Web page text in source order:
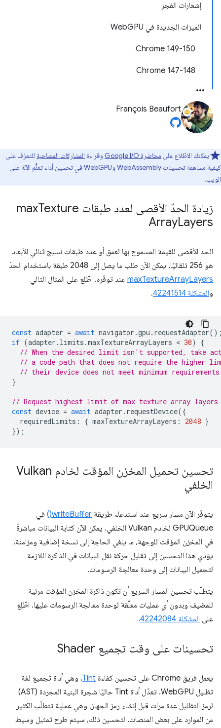
إشعارات الفجر
الميزات الجديدة في WebGPU
‫Chrome 149-150
Chrome 147-148
François Beaufort
يمكنك الاطّلاع على محاضرة Google I/O وقراءة المشاركات المصاحبة للتعرّف على
كيفية مساهمة تحسينات WebAssembly وWebGPU في تحسين أداء تعلُّم الآلة على
الويب.
زيادة الحدّ الأقصى لعدد طبقات max Texture
ArrayLayers
الحد الأقصى للقيمة المسموح بها لعمق أو عدد طبقات نسيج ثنائي الأبعاد
هو 256 تلقائيًا. يمكن الآن طلب ما يصل إلى 2048 طبقة باستخدام الحدّ
maxTextureArrayLayers عند توفّره. اطّلِع على المثال التالي
والمشكلة 42241514 .
const adapter = await navigator .gpu . requestAdapter
if (adapter . limits .maxTextureArrayLayers < 30)
{
// When the desired limit isn't supported, take
// a code path that does not require the higher
// their device does not meet minimum
}
// Request highest limit of max texture array
const device = await adapter . requestDevice({
requiredLimits : { maxTextureArrayLayers : 2048 }
});
تحسين تحميل المخزن المؤقت لخادم Vulkan
الخلفي
يتوفّر الآن مسار سريع عند استدعاء طريقة writeBuffer()
في
GPUQueue لخادم Vulkan الخلفي. يمكن الآن كتابة البيانات مباشرةً
في المخزن المؤقت للوجهة، ما يلغي الحاجة إلى نسخة إضافية ومزامنة.
يؤدي هذا التحسين إلى تقليل حركة نقل البيانات في الذاكرة اللازمة
لتحميل البيانات إلى وحدة معالجة الرسومات.
يتطلّب تحسين المسار السريع أن تكون ذاكرة المخزن المؤقت مرئية
للمضيف وبدون أي عمليات معلّقة لوحدة معالجة الرسومات عليها. اطّلِع
على المشكلة 42242084 .
تحسينات على وقت تجميع Shader
يعمل فريق Chrome على تحسين كفاءة Tint، وهي أداة تجميع لغة
تظليل WebGPU. تعدّل أداة Tint حاليًا شجرة البنية المجردة (AST)
لرمز التظليل عدة مرات قبل إنشاء رمز الجهاز، وهي عملية تتطلّب الكثير
من الموارد على بعض المنصات. لتحسين ذلك، سيتم طرح تمثيل وسيط